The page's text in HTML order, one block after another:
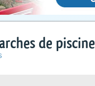
de piscine